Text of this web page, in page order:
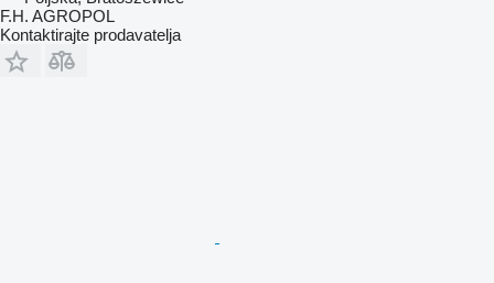
F.H. AGROPOL
Kontaktirajte prodavatelja